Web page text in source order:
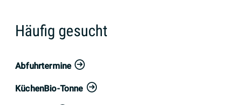
Häufig gesucht
Abfuhrtermine
KüchenBio-Tonne